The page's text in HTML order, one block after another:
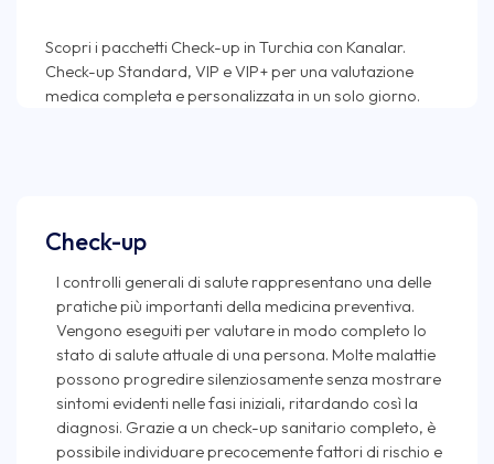
Scopri i pacchetti Check-up in Turchia con Kanalar.
Check-up Standard, VIP e VIP+ per una valutazione
Check-up
I controlli generali di salute rappresentano una delle
pratiche più importanti della medicina preventiva.
Vengono eseguiti per valutare in modo completo lo
stato di salute attuale di una persona. Molte malattie
possono progredire silenziosamente senza mostrare
sintomi evidenti nelle fasi iniziali, ritardando così la
diagnosi. Grazie a un check-up sanitario completo, è
possibile individuare precocemente fattori di rischio e